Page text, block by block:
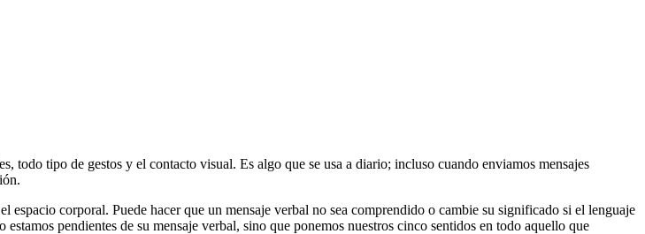
todo tipo de gestos y el contacto visual. Es algo que se usa a diario; incluso cuando enviamos mensajes
corporal. Puede hacer que un mensaje verbal no sea comprendido o cambie su significado si el lenguaje
pendientes de su mensaje verbal, sino que ponemos nuestros cinco sentidos en todo aquello que